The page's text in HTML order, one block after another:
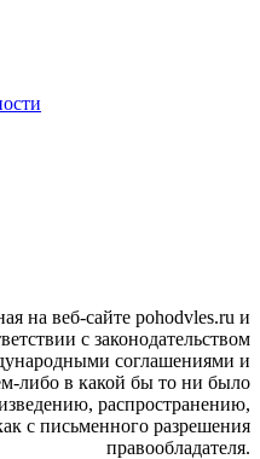
pohodvles
на веб-сайте pohodvles.ru и
с законодательством
соглашениями и
либо в какой бы то ни было
распространению,
с письменного разрешения
правообладателя.